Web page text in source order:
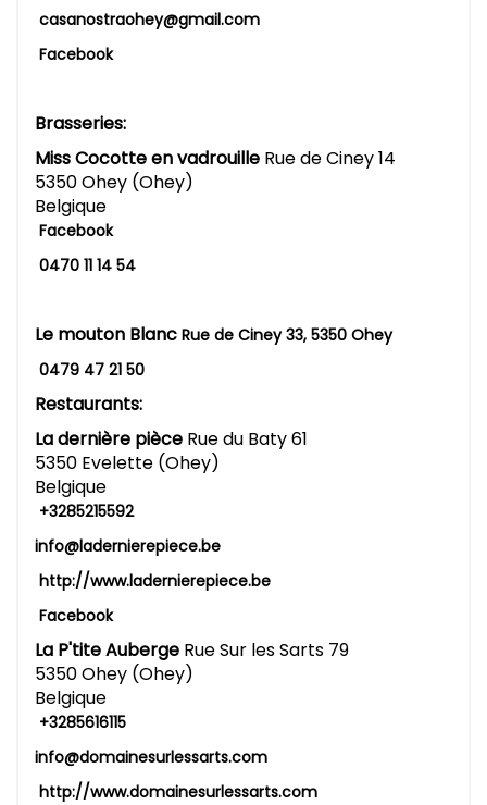
casanostraohey@gmail.com
Facebook
Brasseries:
Miss Cocotte en vadrouille Rue de Ciney 14
5350 Ohey (Ohey)
Belgique
Facebook
0470 11 14 54
Le mouton Blanc Rue de Ciney 33, 5350 Ohey
0479 47 21 50
Restaurants:
La dernière pièce Rue du Baty 61
5350 Evelette (Ohey)
Belgique
+3285215592
info@ladernierepiece.be
http://www.ladernierepiece.be
Facebook
La P'tite Auberge Rue Sur les Sarts 79
5350 Ohey (Ohey)
Belgique
+3285616115
info@domainesurlessarts.com
http://www.domainesurlessarts.com